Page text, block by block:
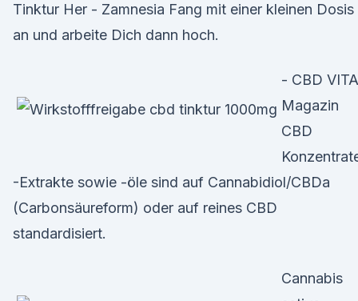
Tinktur Her - Zamnesia Fang mit einer kleinen Dosis
an und arbeite Dich dann hoch.
- CBD
Magazin
CBD
-Extrakte sowie -öle sind auf Cannabidiol/CBDa
(Carbonsäureform) oder auf reines CBD
standardisiert.
Cannabis